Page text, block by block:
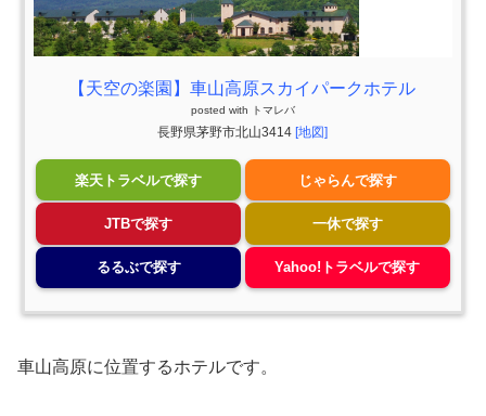
【天空の楽園】車山高原スカイパークホテル
posted with トマレバ
長野県茅野市北山3414 [地図]
楽天トラベルで探す じゃらんで探す
JTBで探す 一休で探す
るるぶで探す Yahoo!トラベルで探す
車山高原に位置するホテルです。